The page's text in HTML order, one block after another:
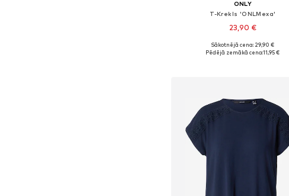
ONLY
T-Krekls 'ONLMexa'
23,90 €
Pieejamie izmēri: XS, S, M, L, XL
Sākotnējā cena: 29,90 €
Pēdējā zemākā cena:11,95 €